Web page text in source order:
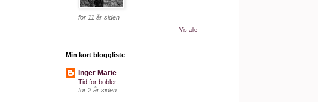
for 11 år siden
Vis alle
Min kort bloggliste
Inger Marie
Tid for bobler
for 2 år siden